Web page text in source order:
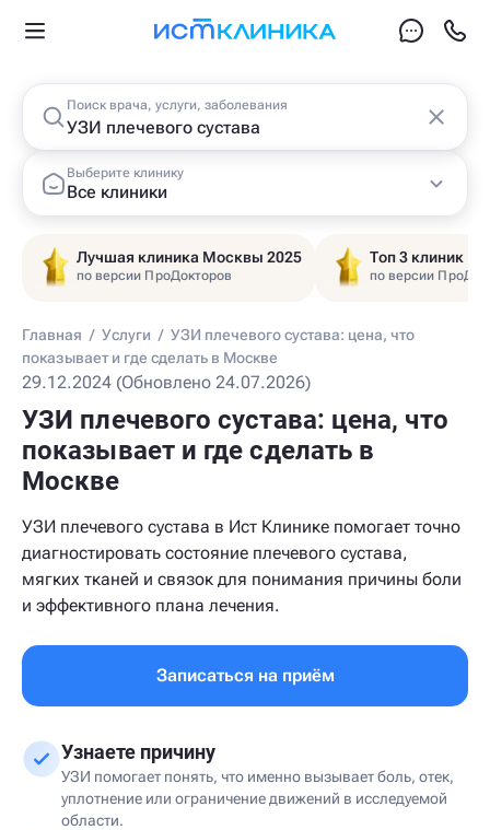
Поиск врача, услуги, заболевания
Выберите клинику
Все клиники
Лучшая клиника Москвы 2025
по версии ПроДокторов
Топ 3 клиник
по версии
Главная / Услуги / УЗИ плечевого сустава: цена, что
показывает и где сделать в Москве
29.12.2024 (Обновлено 24.07.2026)
УЗИ плечевого сустава: цена, что
показывает и где сделать в
Москве
УЗИ плечевого сустава в Ист Клинике помогает точно
диагностировать состояние плечевого сустава,
мягких тканей и связок для понимания причины боли
и эффективного плана лечения.
Записаться на приём
Узнаете причину
УЗИ помогает понять, что именно вызывает боль, отек,
уплотнение или ограничение движений в исследуемой
области.